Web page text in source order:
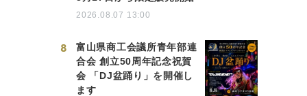
2026.08.07 13:00
8
富山県商工会議所青年部連
合会 創立50周年記念祝賀
会 「DJ盆踊り」を開催し
ます